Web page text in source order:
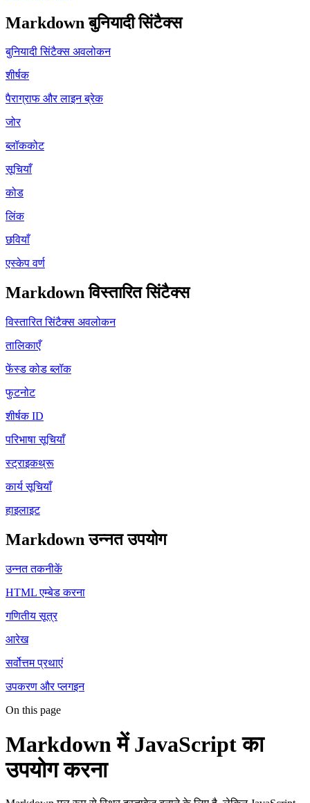
Markdown बुनियादी सिंटैक्स
बुनियादी सिंटैक्स अवलोकन
शीर्षक
पैराग्राफ और लाइन ब्रेक
जोर
ब्लॉककोट
सूचियाँ
कोड
लिंक
छवियाँ
एस्केप वर्ण
Markdown विस्तारित सिंटैक्स
विस्तारित सिंटैक्स अवलोकन
तालिकाएँ
फेंस्ड कोड ब्लॉक
फुटनोट
शीर्षक ID
परिभाषा सूचियाँ
स्ट्राइकथ्रू
कार्य सूचियाँ
हाइलाइट
Markdown उन्नत उपयोग
उन्नत तकनीकें
HTML एम्बेड करना
गणितीय सूत्र
आरेख
सर्वोत्तम प्रथाएं
उपकरण और प्लगइन
On this page
Markdown में JavaScript का
उपयोग करना